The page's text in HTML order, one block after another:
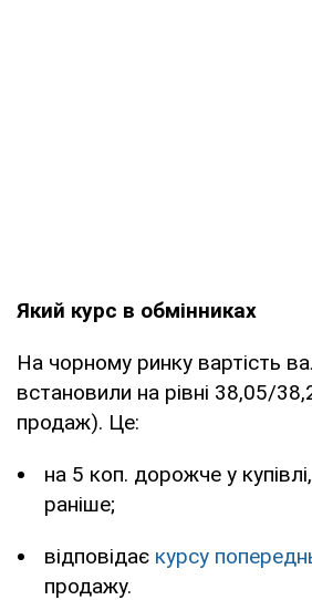
Який курс в обмінниках
На чорному ринку вартість
встановили на рівні 38,05/
продаж). Це:
на 5 коп. дорожче у
раніше;
відповідає курсу
продажу.